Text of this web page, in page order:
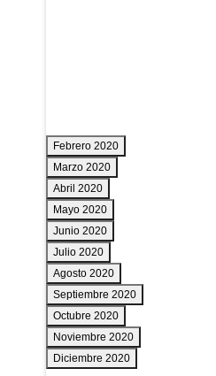
Febrero 2020
Marzo 2020
Abril 2020
Mayo 2020
Junio 2020
Julio 2020
Agosto 2020
Septiembre 2020
Octubre 2020
Noviembre 2020
Diciembre 2020